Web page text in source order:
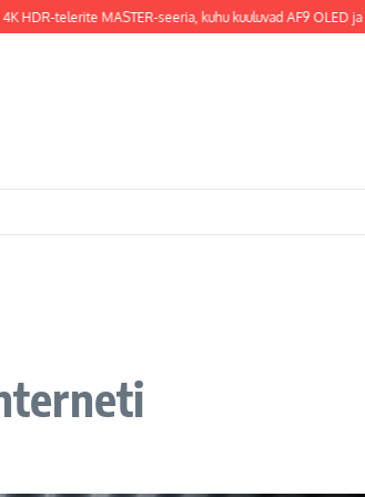
telerite MASTER-seeria, kuhu kuuluvad AF9 OLED ja ZF9